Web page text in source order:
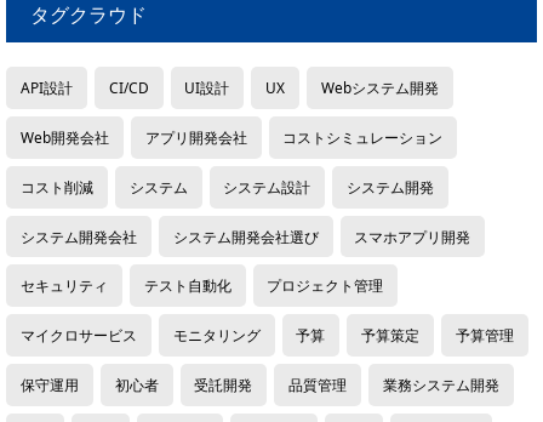
タグクラウド
API設計 CI/CD UI設計 UX Webシステム開発
Web開発会社 アプリ開発会社 コストシミュレーション
コスト削減 システム システム設計 システム開発
システム開発会社 システム開発会社選び スマホアプリ開発
セキュリティ テスト自動化 プロジェクト管理
マイクロサービス モニタリング 予算 予算策定 予算管理
保守運用 初心者 受託開発 品質管理 業務システム開発